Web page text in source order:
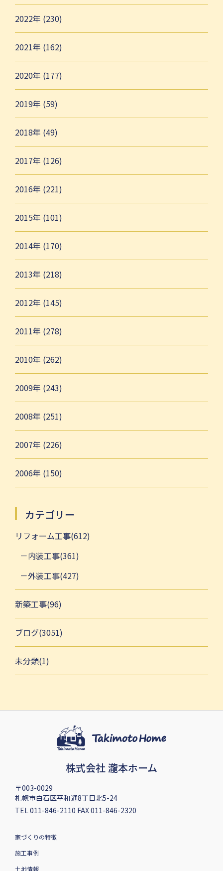
2022年 (230)
2021年 (162)
2020年 (177)
2019年 (59)
2018年 (49)
2017年 (126)
2016年 (221)
2015年 (101)
2014年 (170)
2013年 (218)
2012年 (145)
2011年 (278)
2010年 (262)
2009年 (243)
2008年 (251)
2007年 (226)
2006年 (150)
カテゴリー
リフォーム工事(612)
内装工事(361)
外装工事(427)
新築工事(96)
ブログ(3051)
未分類(1)
株式会社 瀧本ホーム
〒003-0029
札幌市白石区平和通8丁目北5-24
TEL 011-846-2110 FAX 011-846-2320
家づくりの特徴
施工事例
土地情報